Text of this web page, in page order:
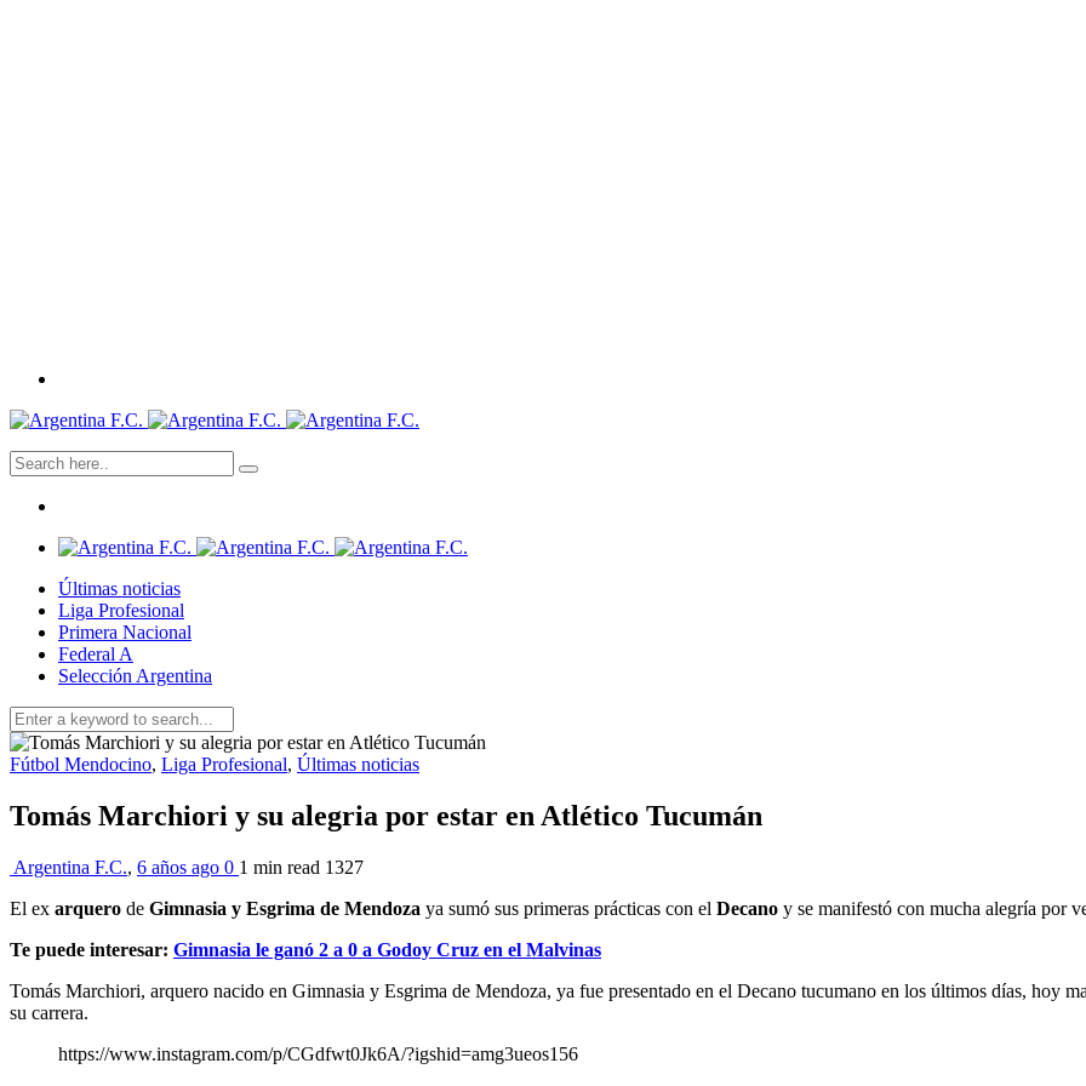
Últimas noticias
Liga Profesional
Primera Nacional
Federal A
Selección Argentina
Fútbol Mendocino, Liga Profesional, Últimas noticias
Tomás Marchiori y su alegria por estar en Atlético Tucumán
Argentina F.C., 6 años ago 0 1 min read 1327
El ex arquero de Gimnasia y Esgrima de Mendoza ya sumó sus primeras prácticas con el Decano y se manifestó con mucha alegría por
Te puede interesar: Gimnasia le ganó 2 a 0 a Godoy Cruz en el Malvinas
Tomás Marchiori, arquero nacido en Gimnasia y Esgrima de Mendoza, ya fue presentado en el Decano tucumano en los últimos días, hoy
su carrera.
https://www.instagram.com/p/CGdfwt0Jk6A/?igshid=amg3ueos156